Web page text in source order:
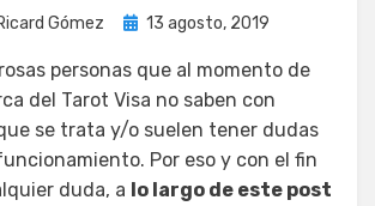
Gómez
Publicada
13 agosto, 2019
personas que al momento de
del Tarot Visa no saben con
se trata y/o suelen tener dudas
Por eso y con el fin
duda, a lo largo de este post